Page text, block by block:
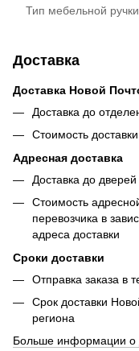
Тип мебельной ручки
Доставка
Доставка Новой
Доставка до
Стоимость
Адресная доставка
Доставка до
Стоимость
перевозчика в
адреса доставки
Сроки доставки
Отправка заказа в
Срок доставки
региона
Больше информации